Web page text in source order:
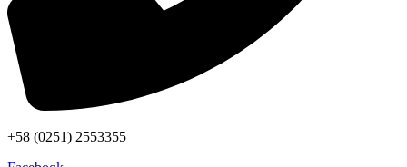
+58 (0251) 2553355